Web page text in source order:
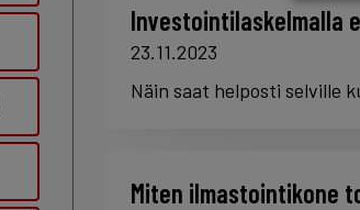
Investointilaskelmalla
23.11.2023
Näin saat helposti selville
Miten ilmastointikone